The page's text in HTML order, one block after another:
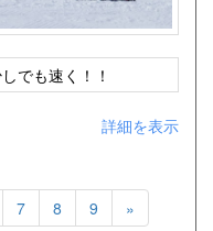
でも速く！！
詳細を表示
7 8 9 »